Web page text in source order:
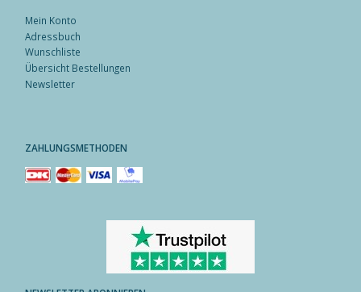
Mein Konto
Adressbuch
Wunschliste
Übersicht Bestellungen
Newsletter
ZAHLUNGSMETHODEN